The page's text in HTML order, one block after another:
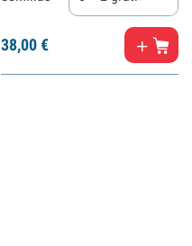
38,00€